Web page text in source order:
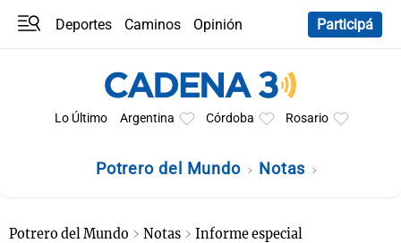
Deportes Caminos
Opinión
Participá
Lo Último Argentina Córdoba Rosario
Potrero del Mundo Notas
Potrero del Mundo Notas Informe especial